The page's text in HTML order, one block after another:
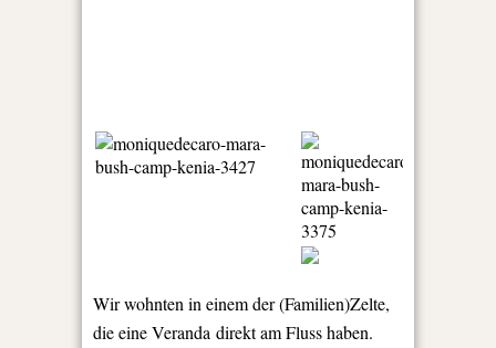
Wir wohnten in einem der (Familien)Zelte,
die eine Veranda direkt am Fluss haben.